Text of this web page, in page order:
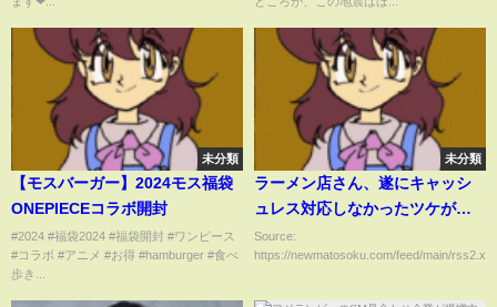
未分類
【モスバーガー】2024モス福袋
ONEPIECEコラボ開封
#2024 #福袋2024 #福袋開封 #ワンピース
#コラボ #アニメ #お得 #hamburger #食べ
歩き...
未分類
ラーメン店さん、遂にキャッシ
ュレス対応しなかったツケが回
ってくるｗｗｗｗ
Source:
https://newmatosoku.com/feed/main/